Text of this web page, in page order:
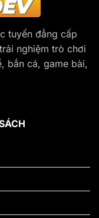
tuyến đẳng cấp
nghiệm trò chơi
bắn cá, game bài,